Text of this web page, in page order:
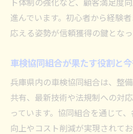
進んでいます。初心者から経験
応える姿勢が信頼獲得の鍵となっ
車検協同組合が果たす役割と
兵庫県内の車検協同組合は、整
共有、最新技術や法規制への対
っています。協同組合を通じて
向上やコスト削減が実現されて